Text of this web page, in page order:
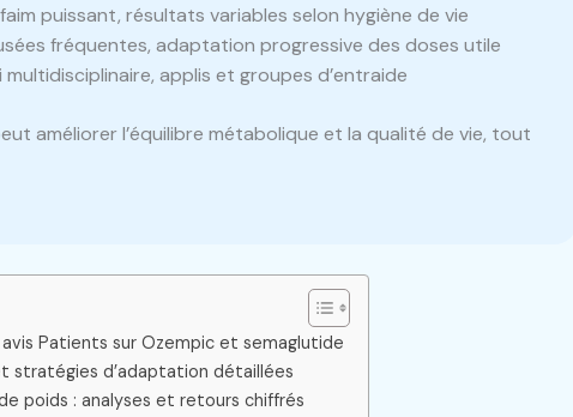
puissant, résultats variables selon hygiène de vie
fréquentes, adaptation progressive des doses utile
multidisciplinaire, applis et groupes d’entraide
améliorer l’équilibre métabolique et la qualité de vie, tout
avis Patients sur Ozempic et semaglutide
stratégies d’adaptation détaillées
poids : analyses et retours chiffrés